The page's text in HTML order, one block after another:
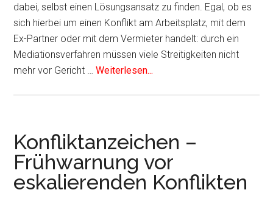
dabei, selbst einen Lösungsansatz zu finden. Egal, ob es
sich hierbei um einen Konflikt am Arbeitsplatz, mit dem
Ex-Partner oder mit dem Vermieter handelt: durch ein
Mediationsverfahren müssen viele Streitigkeiten nicht
mehr vor Gericht …Weiterlesen...
Konfliktanzeichen –
Frühwarnung vor
eskalierenden Konflikten